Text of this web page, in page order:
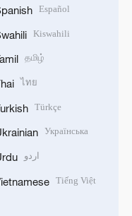
Español
Kiswahili
தமிழ்
ไทย
Türkçe
Українська
اردو
Tiếng Việt